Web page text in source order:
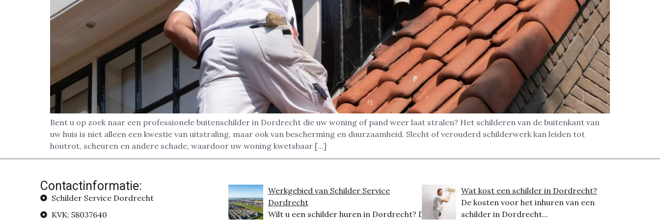
Bent u op zoek naar een professionele buitenschilder in Dordrecht die uw woning of pand weer laat stralen? Het schilderen van de buitenkant van
uw huis is niet alleen een kwestie van uitstraling, maar ook van bescherming en duurzaamheid. Slecht of verouderd schilderwerk kan leiden tot
houtrot, scheuren en andere schade, waardoor uw woning kwetsbaar […]
Contactinformatie:
Schilder Service Dordrecht
KVK: 58037640
Werkgebied van Schilder Service
Dordrecht
Wilt u een schilder huren in Dordrecht? Dit
Wat kost een schilder in Dordrecht?
De kosten voor het inhuren van een
schilder in Dordrecht...